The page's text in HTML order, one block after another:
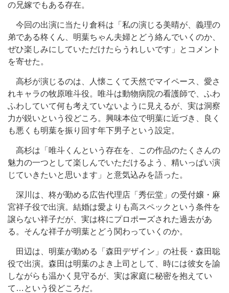
の兄嫁でもある存在。
今回の出演に当たり倉科は「私の演じる美晴が、義理の
弟である柊くん、明葉ちゃん夫婦とどう絡んでいくのか、
ぜひ楽しみにしていただけたらうれしいです」とコメント
を寄せた。
高杉が演じるのは、人懐こくて天然でマイペース、愛さ
れキャラの牧原唯斗役。唯斗は動物病院の看護師で、ふわ
ふわしていて何も考えていないように見えるが、実は洞察
力が鋭いという役どころ。興味本位で明葉に近づき、良く
も悪くも明葉を振り回す年下男子という設定。
高杉は「唯斗くんという存在を、この作品のたくさんの
魅力の一つとして楽しんでいただけるよう、精いっぱい演
じていきたいと思います」と意気込みを語った。
深川は、柊が勤める広告代理店「秀伝堂」の受付嬢・麻
宮祥子役で出演。結婚は愛よりも高スペックという条件を
譲らない祥子だが、実は柊にプロポーズされた過去があ
る。そんな祥子が明葉とどう関わっていくのか。
田辺は、明葉が勤める「森田デザイン」の社長・森田聡
役で出演。森田は明葉のよき上司として、時には彼女を諭
しながらも温かく見守るが、実は家庭に秘密を抱えてい
て…という役どころだ。